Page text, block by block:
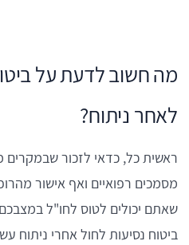
מה חשוב לדעת על
לאחר ניתוח?
ראשית כל, כדאי לזכור שבמקרים
מסמכים רפואיים ואף אישור
שאתם יכולים לטוס לחו"ל
ביטוח נסיעות לחול אחרי ניתוח